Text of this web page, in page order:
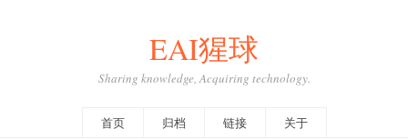
EAI猩球
Sharing knowledge, Acquiring technology.
首页 归档 链接 关于